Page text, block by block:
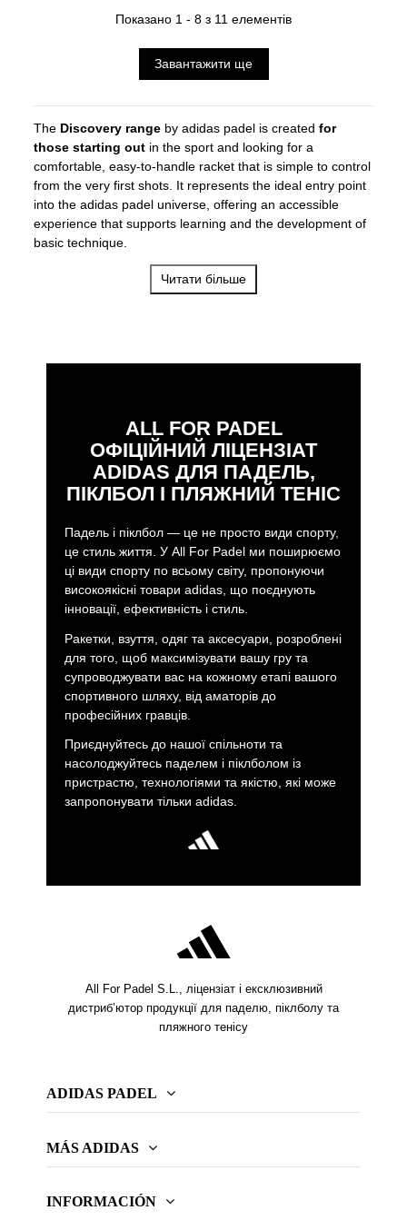
Показано 1 - 8 з 11 елементів
Завантажити ще
The Discovery range by adidas padel is createdfor
those starting out in the sport and looking for a
comfortable, easy-to-handle racket that is simple to control
from the very first shots. It represents the ideal entry point
into the adidas padel universe, offering an accessible
experience that supports learning and the development of
basic technique.
Discovery stands out for its
focus on control, lightness,
with rackets designed to provide a
foundations for future progression in the sport.
Читати більше
ALL FOR PADEL
ОФІЦІЙНИЙ ЛІЦЕНЗІАТ
ADIDAS ДЛЯ ПАДЕЛЬ,
ПІКЛБОЛ І ПЛЯЖНИЙ ТЕНІС
Падель і піклбол — це не просто види спорту,
це стиль життя. У All For Padel ми поширюємо
ці види спорту по всьому світу, пропонуючи
високоякісні товари adidas, що поєднують
інновації, ефективність і стиль.
Ракетки, взуття, одяг та аксесуари, розроблені
для того, щоб максимізувати вашу гру та
супроводжувати вас на кожному етапі вашого
спортивного шляху, від аматорів до
професійних гравців.
Приєднуйтесь до нашої спільноти та
насолоджуйтесь паделем і піклболом із
пристрастю, технологіями та якістю, які може
запропонувати тільки adidas.
All For Padel S.L., ліцензіат і ексклюзивний
дистриб’ютор продукції для паделю, піклболу та
пляжного тенісу
ADIDAS PADEL
MÁS ADIDAS
INFORMACIÓN